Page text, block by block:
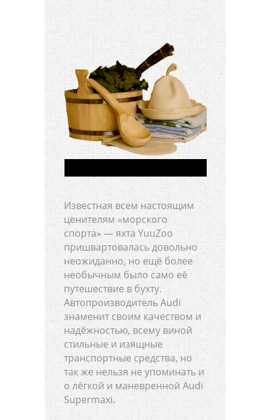
Известная всем настоящим
ценителям «морского
спорта» — яхта YuuZoo
пришвартовалась довольно
неожиданно, но ещё более
необычным было само её
путешествие в бухту.
Автопроизводитель Audi
знаменит своим качеством и
надёжностью, всему виной
стильные и изящные
транспортные средства, но
так же нельзя не упоминать и
о лёгкой и маневренной Audi
Supermaxi.